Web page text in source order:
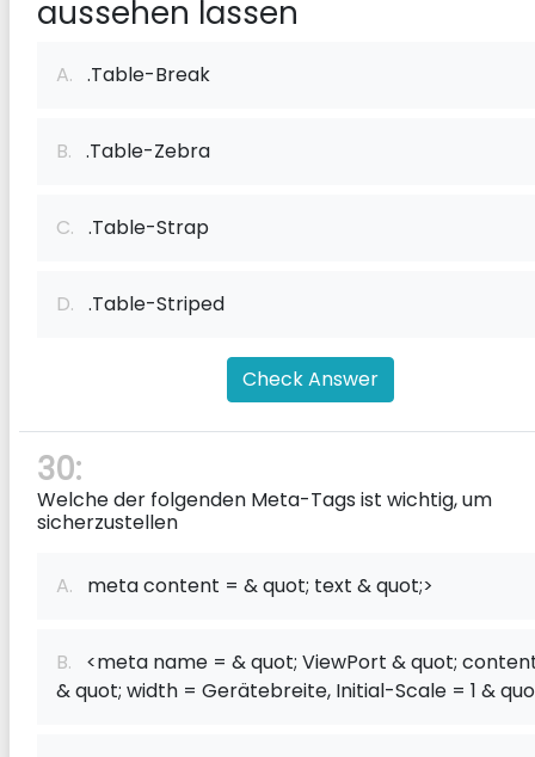
aussehen lassen
A. .Table-Break
B. .Table-Zebra
C. .Table-Strap
D. .Table-Striped
Check Answer
30:
Welche der folgenden Meta-Tags ist wichtig, um
sicherzustellen
A. meta content = & quot; text & quot;>
B. <meta name = & quot; ViewPort & quot;
& quot; width = Gerätebreite, Initial-Scale = 1 &